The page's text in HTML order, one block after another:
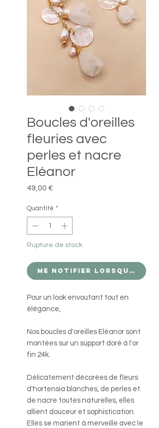
Boucles d'oreilles
fleuries avec
perles et nacre
Eléanor
49,00 €
Quantité *
Rupture de stock
Me notifier lorsque cet
Pour un look envoutant tout en
élégance,
Nos boucles d'oreilles Eléanor sont
montées sur un support doré à l'or
fin 24k.
Délicatement décorées de fleurs
d'hortensia blanches, de perles et
de nacre toutes naturelles, elles
allient douceur et sophistication.
Elles se marient à merveille avec le